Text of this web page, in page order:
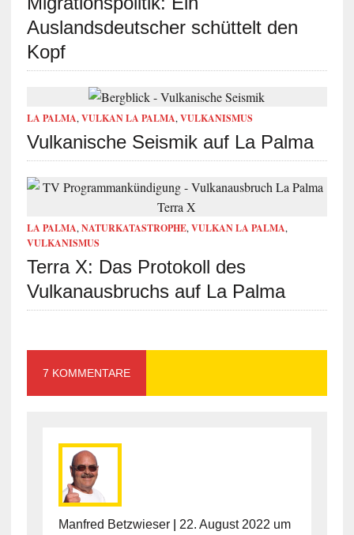
Auslandsdeutscher schüttelt den
Kopf
LA PALMA, VULKAN LA PALMA, VULKANISMUS
Vulkanische Seismik auf La Palma
LA PALMA, NATURKATASTROPHE, VULKAN LA PALMA,
VULKANISMUS
Terra X: Das Protokoll des
Vulkanausbruchs auf La Palma
7 KOMMENTARE
Manfred Betzwieser| 22. August 2022 um